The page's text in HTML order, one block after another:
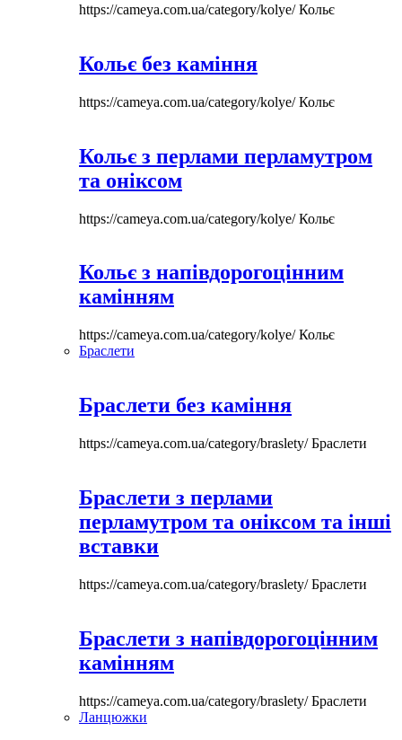
https://cameya.com.ua/category/kolye/Кольє
Кольє без каміння
https://cameya.com.ua/category/kolye/Кольє
Кольє з перлами перламутром
та оніксом
https://cameya.com.ua/category/kolye/Кольє
Кольє з напівдорогоцінним
камінням
https://cameya.com.ua/category/kolye/Кольє
Браслети
Браслети без каміння
https://cameya.com.ua/category/braslety/Браслети
Браслети з перлами
перламутром та оніксом та інші
вставки
https://cameya.com.ua/category/braslety/Браслети
Браслети з напівдорогоцінним
камінням
https://cameya.com.ua/category/braslety/Браслети
Ланцюжки